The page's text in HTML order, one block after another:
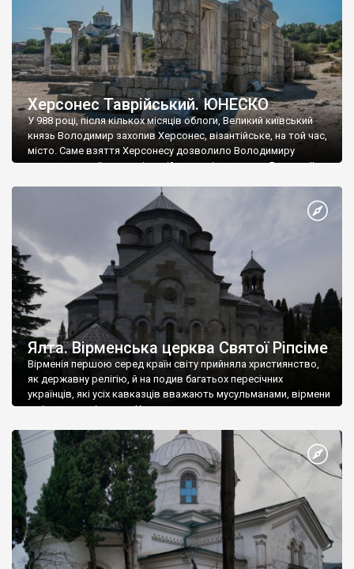
Херсонес Таврійський. ЮНЕСКО
У 988 році, після кількох місяців облоги, Великий київський
князь Володимир захопив Херсонес, візантійське, на той час,
місто. Саме взяття Херсонесу дозволило Володимиру
диктувати свої умови візантійському імператору Василю ІІ, та
Херсонесі Володимир-язичник, став Василем-християнином.
А потім було Хрещення Русі. На честь Херсонесу Таврійського
Ялта. Вірменська церква Святої Ріпсіме
Вірменія першою серед країн світу прийняла християнство,
як державну релігію, й на подив багатьох пересічних
українців, які усіх кавказців вважають мусульманами, вірмени
є відданими вірянами Христа